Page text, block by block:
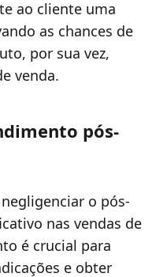
ao cliente uma
as chances de
por sua vez,
venda.
pós-
o pós-
nas vendas de
é crucial para
e obter